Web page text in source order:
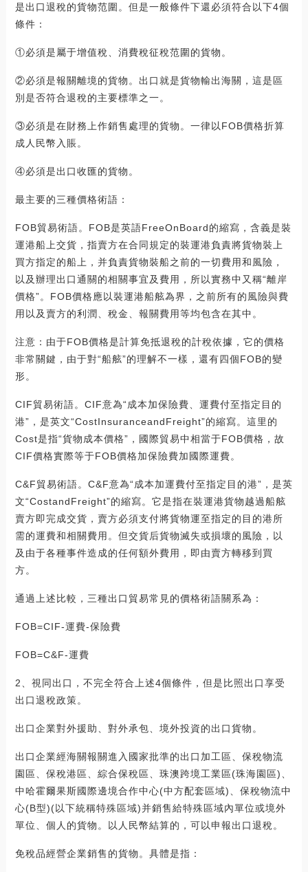
是出口退稅的貨物范圍。但是一般條件下還必須符合以下4個
條件：
①必須是屬于增值稅、消費稅征稅范圍的貨物。
②必須是報關離境的貨物。出口就是貨物輸出海關，這是區
別是否符合退稅的主要標準之一。
③必須是在財務上作銷售處理的貨物。一律以FOB價格折算
成人民幣入賬。
④必須是出口收匯的貨物。
最主要的三種價格術語：
FOB貿易術語。FOB是英語FreeOnBoard的縮寫，含義是裝
運港船上交貨，指賣方在合同規定的裝運港負責將貨物裝上
買方指定的船上，并負責貨物裝船之前的一切費用和風險，
以及辦理出口通關的相關事宜及費用，所以實務中又稱“離岸
價格”。FOB價格應以裝運港船舷為界，之前所有的風險與費
用以及賣方的利潤、稅金、報關費用等均包含在其中。
注意：由于FOB價格是計算免抵退稅的計稅依據，它的價格
非常關鍵，由于對“船舷”的理解不一樣，還有四個FOB的變
形。
CIF貿易術語。CIF意為“成本加保險費、運費付至指定目的
港”，是英文“CostInsuranceandFreight”的縮寫。這里的
Cost是指“貨物成本價格”，國際貿易中相當于FOB價格，故
CIF價格實際等于FOB價格加保險費加國際運費。
C&F貿易術語。C&F意為“成本加運費付至指定目的港”，是英
文“CostandFreight”的縮寫。它是指在裝運港貨物越過船舷
賣方即完成交貨，賣方必須支付將貨物運至指定的目的港所
需的運費和相關費用。但交貨后貨物滅失或損壞的風險，以
及由于各種事件造成的任何額外費用，即由賣方轉移到買
方。
通過上述比較，三種出口貿易常見的價格術語關系為：
FOB=CIF-運費-保險費
FOB=C&F-運費
2、視同出口，不完全符合上述4個條件，但是比照出口享受
出口退稅政策。
出口企業對外援助、對外承包、境外投資的出口貨物。
出口企業經海關報關進入國家批準的出口加工區、保稅物流
園區、保稅港區、綜合保稅區、珠澳跨境工業區(珠海園區)、
中哈霍爾果斯國際邊境合作中心(中方配套區域)、保稅物流中
心(B型)(以下統稱特殊區域)并銷售給特殊區域內單位或境外
單位、個人的貨物。以人民幣結算的，可以申報出口退稅。
免稅品經營企業銷售的貨物。具體是指：